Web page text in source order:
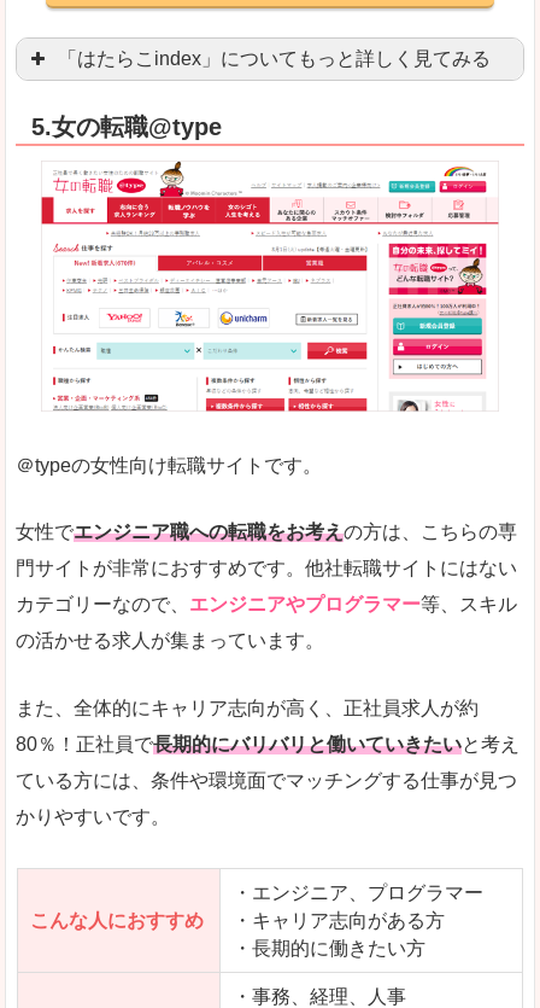
「はたらこindex」についてもっと詳しく見てみる
良いところ
求人が毎時更新されます！（他社求人サイトは週
希望職種の平均時給が瞬時にわかります。アルバ
求人数が多すぎて、逆に絞り込みに悩んだり、迷
雇用形態にもよりますが、給与額に幅があります。
詳しい説明
希望する職種の平均時給がすぐにわかるので、給
また、他社転職サイトにはない日払いや週払いと
新着案件が続々とアップされるので、転職を急い
人気度
また、上戸彩さんのCMでおなじみなこともあり
使いやすさ
全体的にオレンジ色のトーンで、見ていても疲れ
「はたらこindex」で「上北郡七戸町」の
求人を含んだページを見てみる
5.女の転職@type
＠typeの女性向け転職サイトです。
女性でエンジニア職への転職をお考えの方は、こちらの専
門サイトが非常におすすめです。他社転職サイトにはない
カテゴリーなので、 エンジニアやプログラマー等、スキル
の活かせる求人が集まっています。
また、全体的にキャリア志向が高く、正社員求人が約
80％！正社員で長期的にバリバリと働いていきたいと考え
ている方には、条件や環境面でマッチングする仕事が見つ
かりやすいです。
こんな人におすすめ
・エンジニア、プログラマー
・キャリア志向がある方
・長期的に働きたい方
・事務、経理、人事